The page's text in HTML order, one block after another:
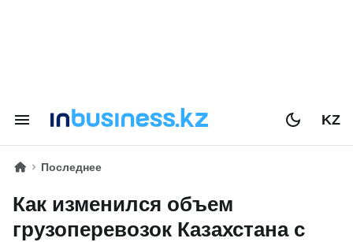
KZ
Последнее
Как изменился объем
грузоперевозок Казахстана с